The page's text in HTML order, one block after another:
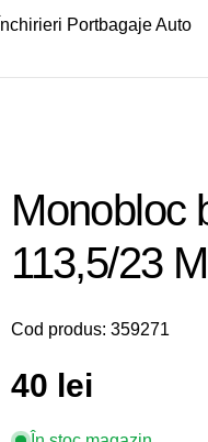
Închirieri Portbagaje Auto
Monobloc
113,5/23
Cod produs:359271
Preț
obișnuit
40 lei